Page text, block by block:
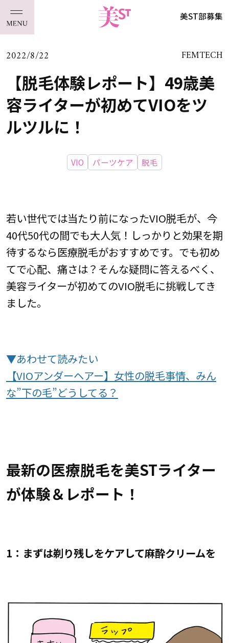
美ST部募集
2022/8/22 FEMTECH
【脱毛体験レポート】49歳美
容ライターが初めてVIOをツ
ルツルに！
VIO パーツケア 脱毛
若い世代では当たり前になったVIO脱毛が、今
40代50代の間でも大人気！しっかりと効果を期
待するなら医療脱毛がおすすめです。でも初め
てで心配、痛さは？そんな疑問に答えるべく、
美容ライターが初めてのVIO脱毛に挑戦してき
ました。
▼あわせて読みたい
【VIOアンダーヘアー】女性の脱毛事情、みん
な”下の毛”どうしてる？
最新の医療脱毛を美STライター
が体験＆レポート！
1：まずは剃り残しをケアして麻酔クリームを